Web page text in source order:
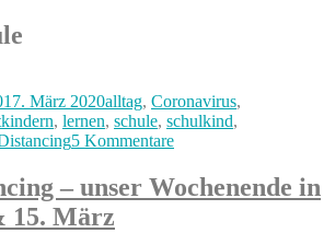
17. März 2020Kategorien
alltag, Coronavirus,
, lernen, schule, schulkind,
5 Kommentarezu
&
eLearning
– unser Wochenende in
15. März